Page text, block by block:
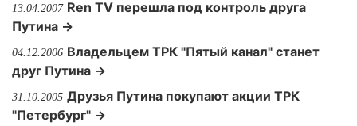
13.04.2007 Ren TV перешла под контроль друга
Путина →
04.12.2006 Владельцем ТРК "Пятый канал" станет
друг Путина →
31.10.2005 Друзья Путина покупают акции ТРК
"Петербург" →